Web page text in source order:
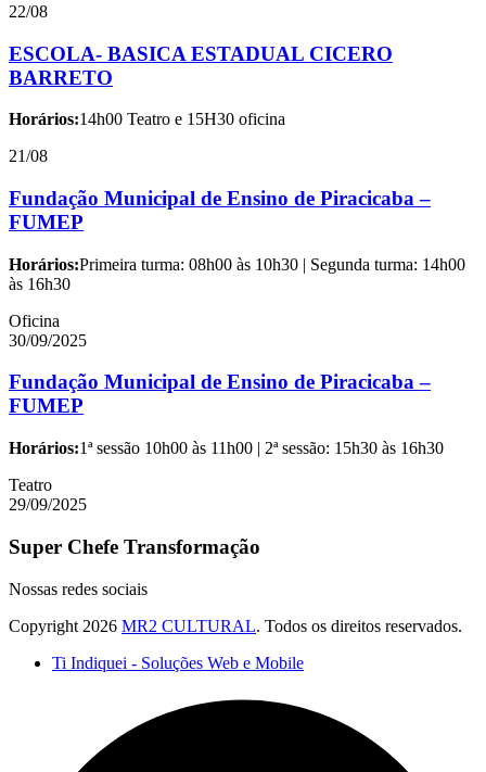
22/08
ESCOLA- BASICA ESTADUAL CICERO
BARRETO
Horários:14h00 Teatro e 15H30 oficina
21/08
Fundação Municipal de Ensino de Piracicaba –
FUMEP
Horários:Primeira turma: 08h00 às 10h30 | Segunda turma: 14h00
às 16h30
Oficina
30/09/2025
Fundação Municipal de Ensino de Piracicaba –
FUMEP
Horários:1ª sessão 10h00 às 11h00 | 2ª sessão: 15h30 às 16h30
Teatro
29/09/2025
Super Chefe Transformação
Nossas redes sociais
Copyright 2026 MR2 CULTURAL. Todos os direitos reservados.
Ti Indiquei - Soluções Web e Mobile